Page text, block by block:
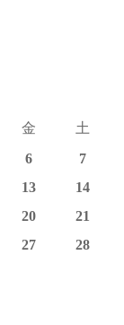
金
土
6
7
13
14
20
21
27
28